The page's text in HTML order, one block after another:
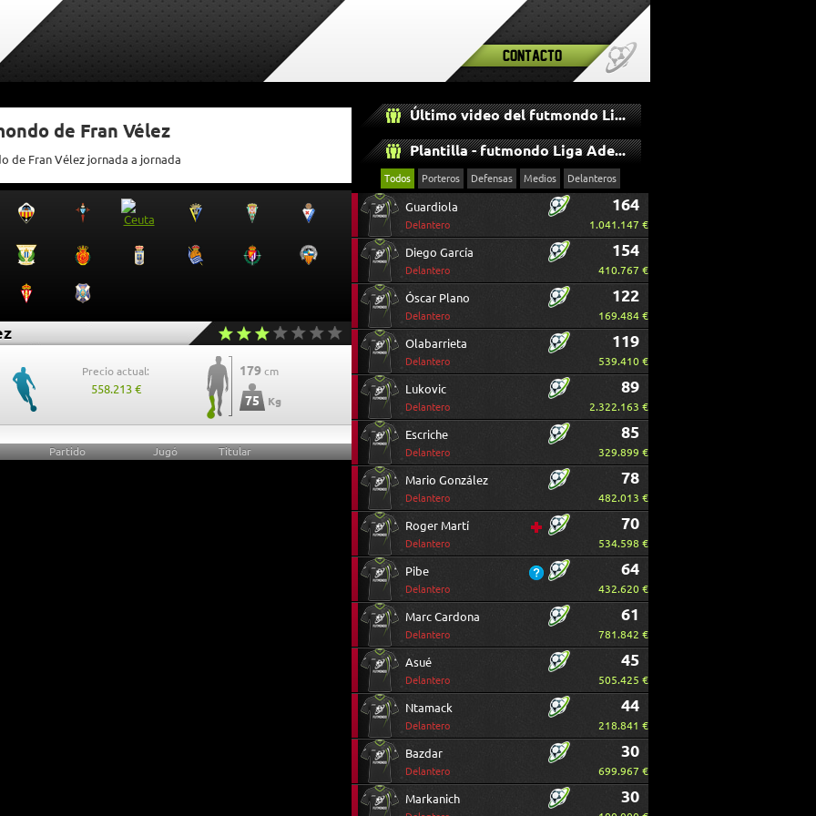
Contacto
de Fran Vélez
de Fran Vélez jornada a jornada
Precio actual:
558.213 €
179 cm
75 Kg
Partido Jugó Titular
Último video del futmondo Liga Adelante
Plantilla - futmondo Liga Adelante
Todos Porteros Defensas Medios Delanteros
Guardiola
Delantero
164
1.041.147 €
Diego García
Delantero
154
410.767 €
Óscar Plano
Delantero
122
169.484 €
Olabarrieta
Delantero
119
539.410 €
Lukovic
Delantero
89
2.322.163 €
Escriche
Delantero
85
329.899 €
Mario González
Delantero
78
482.013 €
Roger Martí
Delantero
70
534.598 €
Pibe
Delantero
64
432.620 €
Marc Cardona
Delantero
61
781.842 €
Asué
Delantero
45
505.425 €
Ntamack
Delantero
44
218.841 €
Bazdar
Delantero
30
699.967 €
Markanich 30